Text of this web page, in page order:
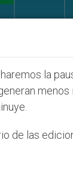
ONU se
la
de las